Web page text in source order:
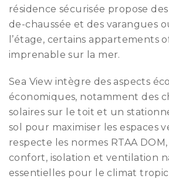
résidence sécurisée propose
de-chaussée et des varangues
l’étage, certains appartements
imprenable sur la mer.
Sea View intègre des aspects
économiques, notamment des
solaires sur le toit et un
sol pour maximiser les espaces
respecte les normes RTAA
confort, isolation et ventilation
essentielles pour le climat